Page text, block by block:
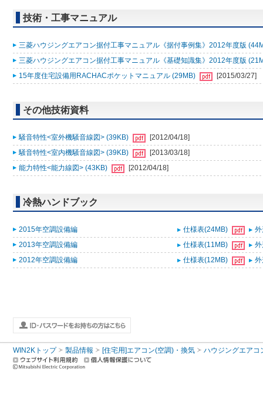
技術・工事マニュアル
三菱ハウジングエアコン据付工事マニュアル《据付事例集》2012年度版
三菱ハウジングエアコン据付工事マニュアル《基礎知識集》2012年度版
15年度住宅設備用RACHACポケットマニュアル (29MB)
[2015/03/27]
その他技術資料
騒音特性<室外機騒音線図> (39KB)
[2012/04/18]
騒音特性<室内機騒音線図> (39KB)
[2013/03/18]
能力特性<能力線図> (43KB)
[2012/04/18]
冷熱ハンドブック
2015年空調設備編 仕様表(24MB)
2013年空調設備編
仕様表(11MB)
2012年空調設備編
仕様表(12MB)
WIN2Kトップ 製品情報 [住宅用]エアコン(空調)・換気 ハウジングエアコ